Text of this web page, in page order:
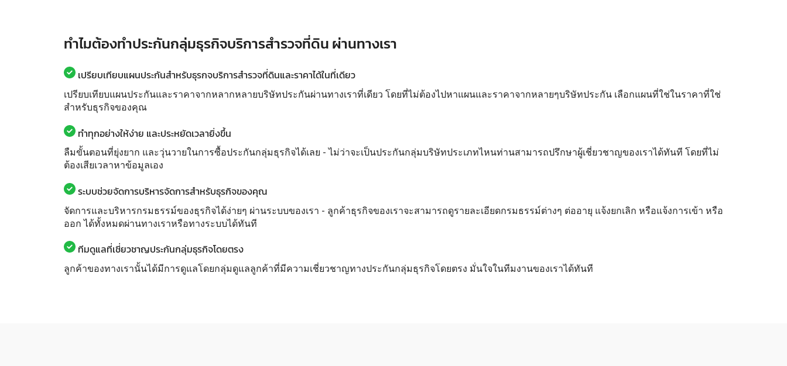
ทำไมต้องทำประกันกลุ่มธุรกิจบริการสำรวจที่ดิน ผ่านทางเรา
เปรียบเทียบแผนประกันสำหรับธุรกจบริการสำรวจที่ดินและราคาได้ในที่เดียว
เปรียบเทียบแผนประกันและราคาจากหลากหลายบริษัทประกันผ่านทางเราที่เดียว โดยที่ไม่ต้องไปหาแผนและราคาจากหลายๆบริษัทประกัน เลือกแผนที่ใช่ในราคาที่ใช่
สำหรับธุรกิจของคุณ
ทำทุกอย่างให้ง่าย และประหยัดเวลายิ่งขึ้น
ลืมขั้นตอนที่ยุ่งยาก และวุ่นวายในการซื้อประกันกลุ่มธุรกิจได้เลย - ไม่ว่าจะเป็นประกันกลุ่มบริษัทประเภทไหนท่านสามารถปรึกษาผู้เชี่ยวชาญของเราได้ทันที โดยที่ไม่
ต้องเสียเวลาหาข้อมูลเอง
ระบบช่วยจัดการบริหารจัดการสำหรับธุรกิจของคุณ
จัดการและบริหารกรมธรรม์ของธุรกิจได้ง่ายๆ ผ่านระบบของเรา - ลูกค้าธุรกิจของเราจะสามารถดูรายละเอียดกรมธรรม์ต่างๆ ต่ออายุ แจ้งยกเลิก หรือแจ้งการเข้า หรือ
ออก ได้ทั้งหมดผ่านทางเราหรือทางระบบได้ทันที
ทีมดูแลที่เชี่ยวชาญประกันกลุ่มธุรกิจโดยตรง
ลูกค้าของทางเรานั้นได้มีการดูแลโดยกลุ่มดูแลลูกค้าที่มีความเชี่ยวชาญทางประกันกลุ่มธุรกิจโดยตรง มั่นใจในทีมงานของเราได้ทันที